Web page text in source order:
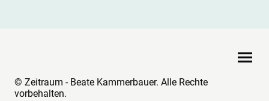
© Zeitraum - Beate Kammerbauer. Alle Rechte
vorbehalten.